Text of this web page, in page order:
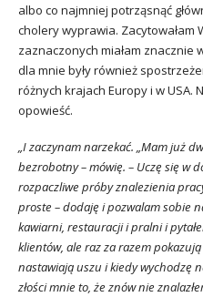
albo co najmniej potrząsnąć
cholery wyprawia. Zacytowałam
zaznaczonych miałam znacznie
dla mnie były również
różnych krajach Europy i w USA.
opowieść.
„I zaczynam narzekać. „Mam już
bezrobotny – mówię. – Uczę się w
rozpaczliwe próby znalezienia
proste – dodaję i pozwalam sobie
kawiarni, restauracji i pralni i
klientów, ale raz za razem
nastawiają uszu i kiedy wychodzę
złości mnie to, że znów nie